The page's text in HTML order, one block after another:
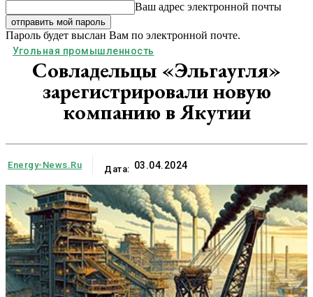
Ваш адрес электронной почты
Пароль будет выслан Вам по электронной почте.
Угольная промышленность
Совладельцы «Эльгаугля»
зарегистрировали новую
компанию в Якутии
Energy-News.ru Дата: 03.04.2024